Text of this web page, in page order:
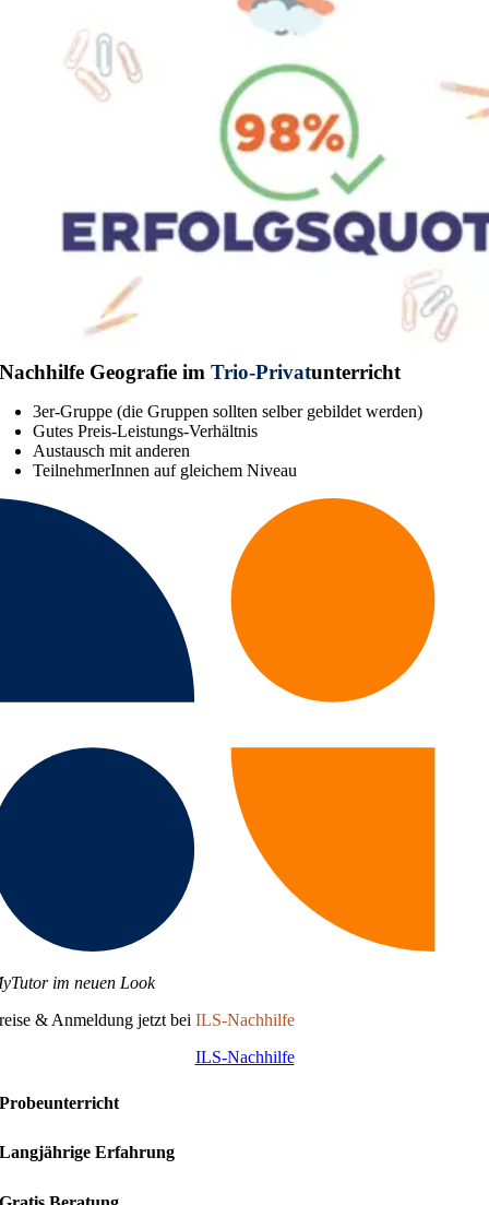
Nachhilfe Geografie imTrio-Privatunterricht
3er-Gruppe (die Gruppen sollten selber gebildet werden)
Gutes Preis-Leistungs-Verhältnis
Austausch mit anderen
TeilnehmerInnen auf gleichem Niveau
im neuen Look
& Anmeldung jetzt beiILS-Nachhilfe
ILS-Nachhilfe
Probeunterricht
Langjährige Erfahrung